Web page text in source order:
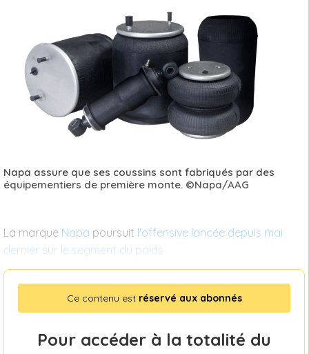
Napa assure que ses coussins sont fabriqués par des
équipementiers de première monte. ©Napa/AAG
La marque Napa poursuit l'offensive lancée depuis mai
dernier sur le segment du poids
Ce contenu est réservé aux abonnés
Pour accéder à la totalité du